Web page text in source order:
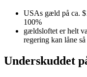
USAs gæld på ca.
100%
gældsloftet er helt
regering kan låne
Underskuddet